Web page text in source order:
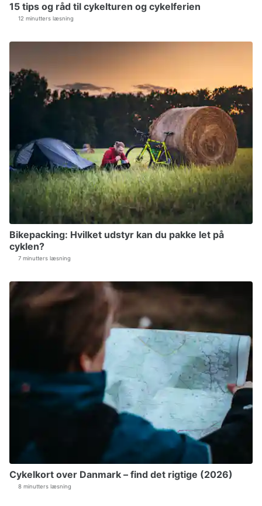
15 tips og råd til cykelturen og cykelferien
12 minutters læsning
Bikepacking: Hvilket udstyr kan du pakke let på
cyklen?
7 minutters læsning
Cykelkort over Danmark – find det rigtige (2026)
8 minutters læsning